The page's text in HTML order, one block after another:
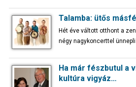
Talamba: ütős
Hét éve váltott otthont a
négy nagykoncerttel
Ha már fészbutul a
kultúra vigyáz…